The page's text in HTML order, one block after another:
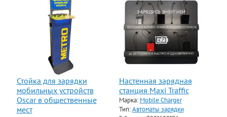
Стойка для зарядки
мобильных устройств
Oscar в общественные
мест
Настенная зарядная
станция Maxi Traffic
Марка: Mobile Charger
Тип:Автоматы зарядки